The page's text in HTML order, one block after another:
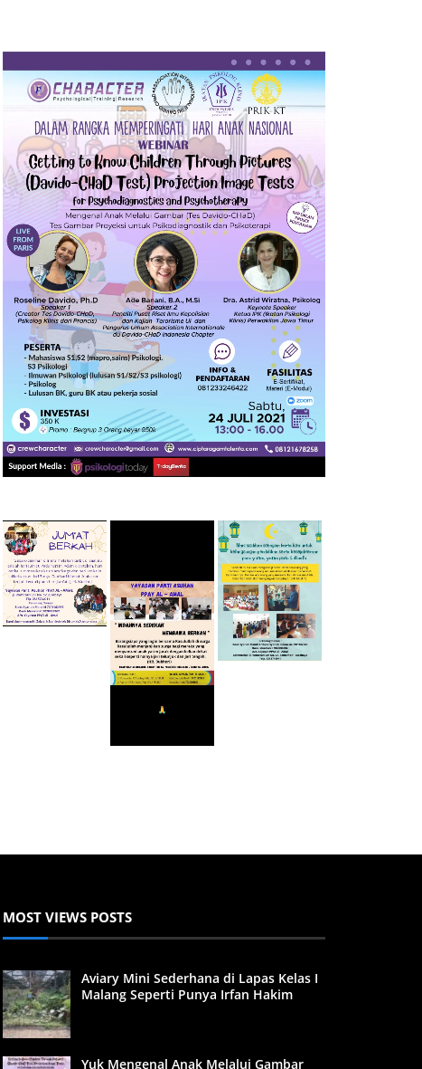
MOST VIEWS POSTS
Aviary Mini Sederhana di Lapas Kelas I
Malang Seperti Punya Irfan Hakim
Yuk Mengenal Anak Melalui Gambar